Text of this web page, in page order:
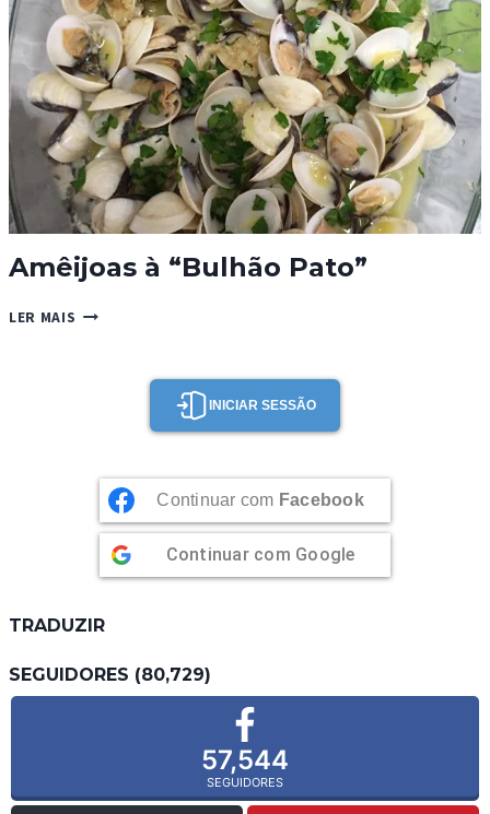
TOY
Amêijoas à “Bulhão Pato”
LER MAIS AMÊIJOAS
INICIAR SESSÃO
Continuar com Facebook
Continuar com Google
TRADUZIR
SEGUIDORES (80,729)
57,544
SEGUIDORES